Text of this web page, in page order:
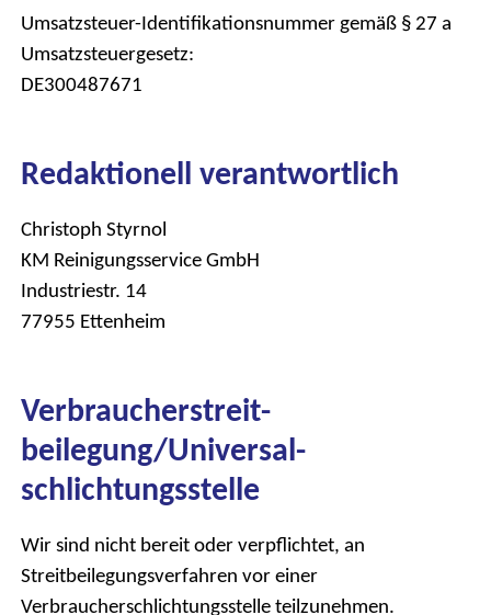
Umsatzsteuer-Identifikationsnummer gemäß § 27 a
Umsatzsteuergesetz:
DE300487671
Redaktionell verantwortlich
Christoph Styrnol
KM Reinigungsservice GmbH
Industriestr. 14
77955 Ettenheim
Verbraucher­streit­
beilegung/Universal­
schlichtungs­stelle
Wir sind nicht bereit oder verpflichtet, an
Streitbeilegungsverfahren vor einer
Verbraucherschlichtungsstelle teilzunehmen.